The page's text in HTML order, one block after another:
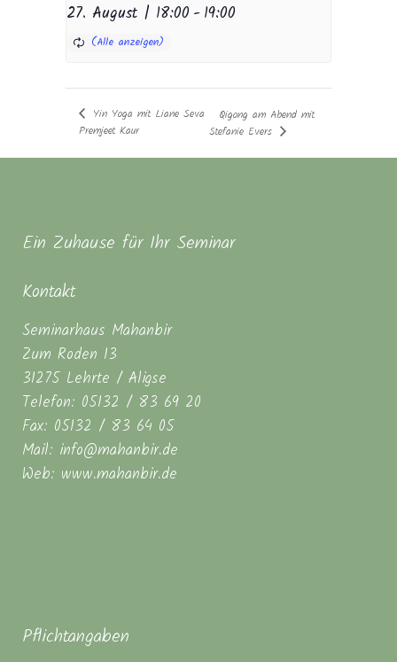
27. August | 18:00 -19:00
Yin Yoga mit Liane Seva
Premjeet Kaur
Qigong am Abend mit
Stefanie Evers
Ein Zuhause für Ihr Seminar
Kontakt
Seminarhaus Mahanbir
Zum Roden 13
31275 Lehrte / Aligse
Telefon: 05132 / 83 69 20
Fax: 05132 / 83 64 05
Mail: info@mahanbir.de
Web: www.mahanbir.de
Pflichtangaben